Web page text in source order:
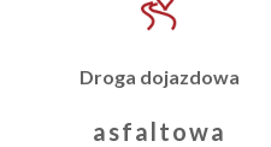
Droga dojazdowa
asfaltowa